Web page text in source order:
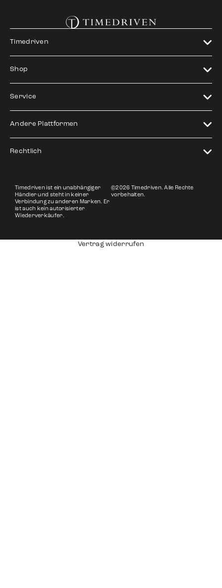
Timedriven
Shop
Service
Andere Plattformen
Rechtlich
Timedriven ist ein unabhängiger
Händler und steht in keiner
Verbindung zu anderen Marken. Er
ist auch kein autorisierter
Wiederverkäufer.
©2026 Timedriven. Alle Rechte
vorbehalten.
Vertrag widerrufen